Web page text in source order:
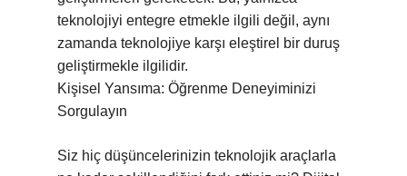
teknolojiyi entegre etmekle ilgili değil, aynı
zamanda teknolojiye karşı eleştirel bir duruş
geliştirmekle ilgilidir.
Kişisel Yansıma: Öğrenme Deneyiminizi
Sorgulayın
Siz hiç düşüncelerinizin teknolojik araçlarla